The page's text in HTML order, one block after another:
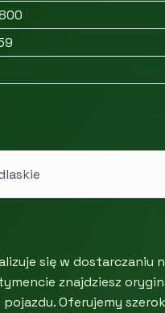
się w dostarczaniu
znajdziesz
Oferujemy